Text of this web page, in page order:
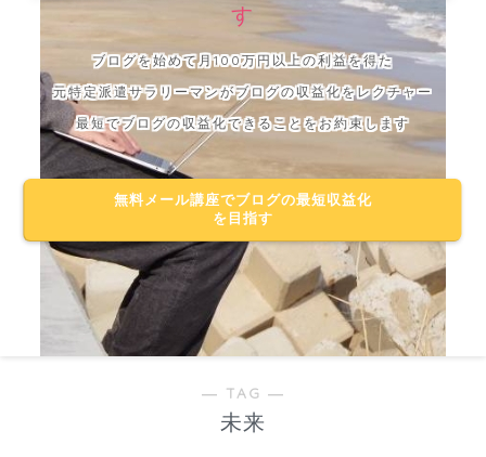
す
ブログを始めて月100万円以上の利益を得た
元特定派遣サラリーマンがブログの収益化をレクチャー
最短でブログの収益化できることをお約束します
無料メール講座でブログの最短収益化
を目指す
― TAG ―
未来